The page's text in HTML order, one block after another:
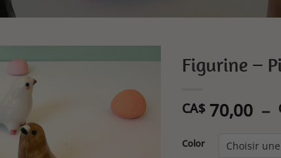
Ajouter
à la liste
de
Figurine –
CA$ 70,00 –
Color